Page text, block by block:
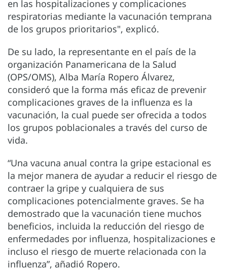
en las hospitalizaciones y complicaciones
respiratorias mediante la vacunación temprana
de los grupos prioritarios", explicó.
De su lado, la representante en el país de la
organización Panamericana de la Salud
(OPS/OMS), Alba María Ropero Álvarez,
consideró que la forma más eficaz de prevenir
complicaciones graves de la influenza es la
vacunación, la cual puede ser ofrecida a todos
los grupos poblacionales a través del curso de
vida.
“Una vacuna anual contra la gripe estacional es
la mejor manera de ayudar a reducir el riesgo de
contraer la gripe y cualquiera de sus
complicaciones potencialmente graves. Se ha
demostrado que la vacunación tiene muchos
beneficios, incluida la reducción del riesgo de
enfermedades por influenza, hospitalizaciones e
incluso el riesgo de muerte relacionada con la
influenza”, añadió Ropero.